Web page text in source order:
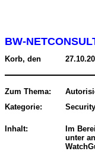
BW-
Korb, den
Zum Thema:
Kategorie:
Security
Inhalt:
Im
unter